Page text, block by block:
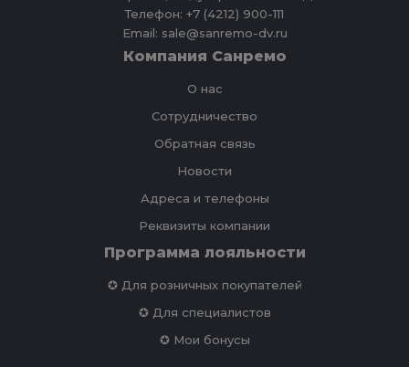
Телефон: +7 (4212) 900-111
Email: sale@sanremo-dv.ru
Компания Санремо
О нас
Сотрудничество
Обратная связь
Новости
Адреса и телефоны
Реквизиты компании
Программа лояльности
✪ Для розничных покупателей
✪ Для специалистов
✪ Мои бонусы